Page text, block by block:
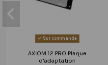
Sur commande
AXIOM 12 PRO Plaque
d'adaptation